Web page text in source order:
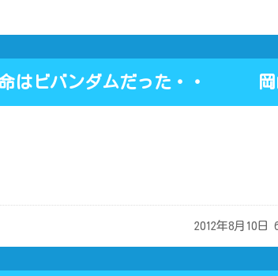
命はビバンダムだった・・
2012年8月10日